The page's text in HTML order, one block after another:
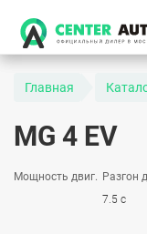
Главная
MG 4 EV
Мощность двиг. Разгон
7.5 с